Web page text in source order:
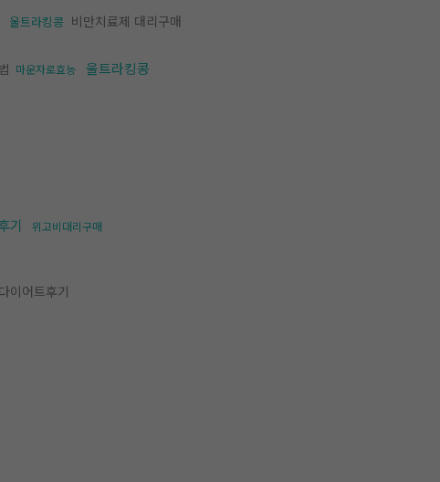
울트라킹콩 비만치료제 대리구매
마운자로효능 울트라킹콩
기 위고비대리구매
이어트후기